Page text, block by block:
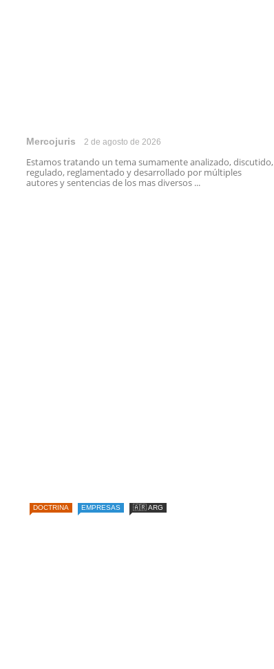
Mercojuris 2 de agosto de 2026
Estamos tratando un tema sumamente analizado, discutido,
regulado, reglamentado y desarrollado por múltiples
autores y sentencias de los mas diversos ...
DOCTRINA EMPRESAS 🇦🇷 ARG